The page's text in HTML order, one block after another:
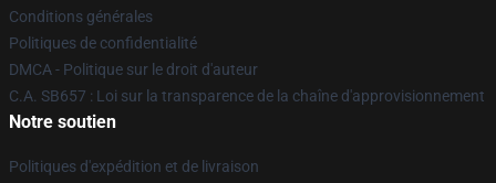
Conditions générales
Politiques de confidentialité
DMCA - Politique sur le droit d'auteur
C.A. SB657 : Loi sur la transparence de la chaîne d'approvisionnement
Notre soutien
Politiques d'expédition et de livraison